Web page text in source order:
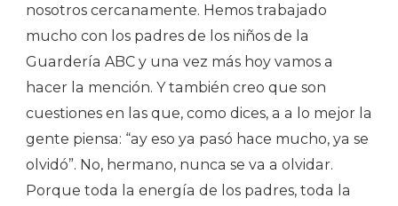
nosotros cercanamente. Hemos trabajado
mucho con los padres de los niños de la
Guardería ABC y una vez más hoy vamos a
hacer la mención. Y también creo que son
cuestiones en las que, como dices, a a lo mejor la
gente piensa: “ay eso ya pasó hace mucho, ya se
olvidó”. No, hermano, nunca se va a olvidar.
Porque toda la energía de los padres, toda la